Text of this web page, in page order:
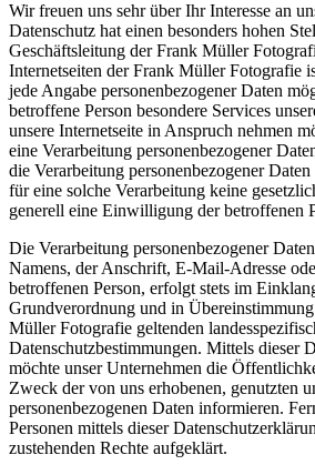
Wir freuen uns sehr über Ihr Interesse an
Datenschutz hat einen besonders hohen
Geschäftsleitung der Frank Müller
Internetseiten der Frank Müller Fotografie
jede Angabe personenbezogener Daten
betroffene Person besondere Services
unsere Internetseite in Anspruch nehmen
eine Verarbeitung personenbezogener
die Verarbeitung personenbezogener
für eine solche Verarbeitung keine
generell eine Einwilligung der betroffenen
Die Verarbeitung personenbezogener
Namens, der Anschrift, E-Mail-Adresse
betroffenen Person, erfolgt stets im
Grundverordnung und in
Müller Fotografie geltenden
Datenschutzbestimmungen. Mittels dieser
möchte unser Unternehmen die
Zweck der von uns erhobenen, genutzten
personenbezogenen Daten informieren.
Personen mittels dieser
zustehenden Rechte aufgeklärt.